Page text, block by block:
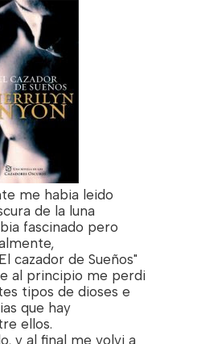
me habia leido
de la luna
fascinado pero
cazador de Sueños"
al principio me perdi
tipos de dioses e
que hay
ellos.
y al final me volvi a